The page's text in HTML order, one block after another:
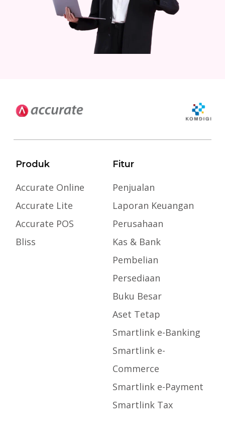
Produk
Accurate Online
Accurate Lite
Accurate POS
Bliss
Fitur
Penjualan
Laporan Keuangan
Perusahaan
Kas & Bank
Pembelian
Persediaan
Buku Besar
Aset Tetap
Smartlink e-Banking
Smartlink e-
Commerce
Smartlink e-Payment
Smartlink Tax